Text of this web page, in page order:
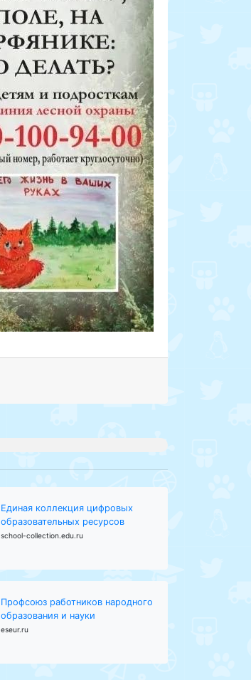
Единая коллекция цифровых
образовательных ресурсов
school-collection.edu.ru
Профсоюз работников народного
образования и науки
eseur.ru